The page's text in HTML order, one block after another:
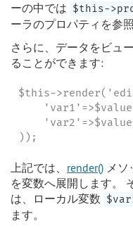
ーの中では $this-
ーラのプロパティを参
さらに、データをビュ
ることができます:
$this-
));
上記では、 render() メソ
を変数へ展開します。
は、ローカル変数
ます。